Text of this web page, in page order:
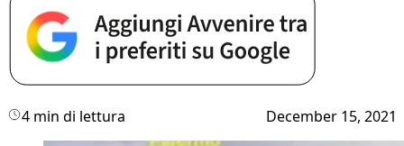
4 min di lettura December 15, 2021